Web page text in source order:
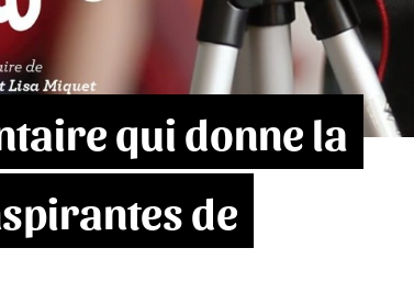
qui donne la
de